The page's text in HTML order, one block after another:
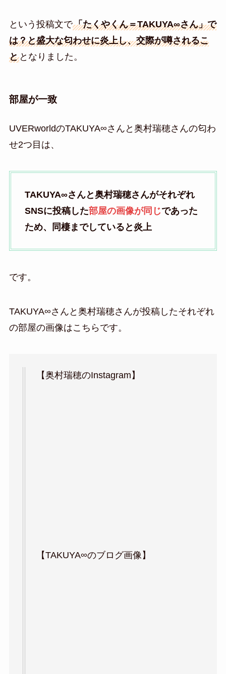
という投稿文で「たくやくん＝TAKUYA∞さん」で
は？と盛大な匂わせに炎上し、交際が噂されるこ
ととなりました。
部屋が一致
UVERworldのTAKUYA∞さんと奥村瑞穂さんの匂わ
せ2つ目は、
TAKUYA∞さんと奥村瑞穂さんがそれぞれ
SNSに投稿した部屋の画像が同じであった
ため、同棲までしていると炎上
です。
TAKUYA∞さんと奥村瑞穂さんが投稿したそれぞれ
の部屋の画像はこちらです。
【奥村瑞穂のInstagram】
【TAKUYA∞のブログ画像】